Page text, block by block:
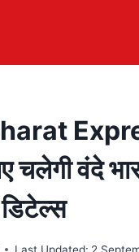
चलेगी वंदे
Last Updated: 2